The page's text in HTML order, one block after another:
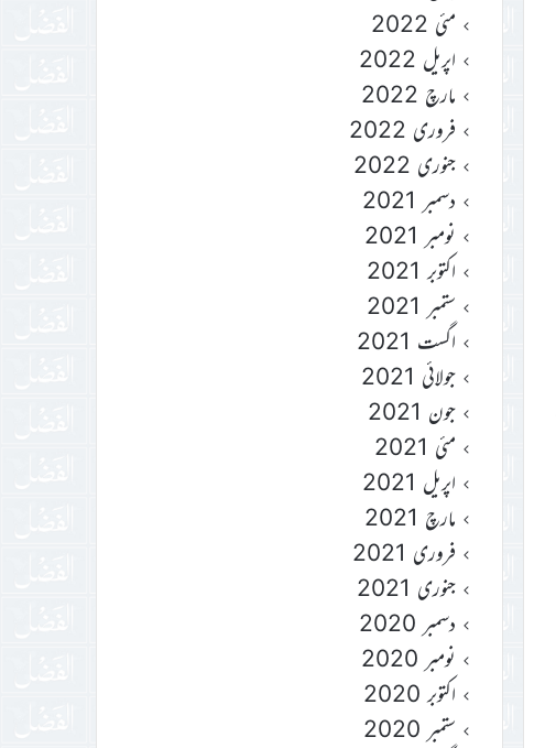
مئی 2022
اپریل 2022
مارچ 2022
فروری 2022
جنوری 2022
دسمبر 2021
نومبر 2021
اکتوبر 2021
ستمبر 2021
اگست 2021
جولائی 2021
جون 2021
مئی 2021
اپریل 2021
مارچ 2021
فروری 2021
جنوری 2021
دسمبر 2020
نومبر 2020
اکتوبر 2020
ستمبر 2020